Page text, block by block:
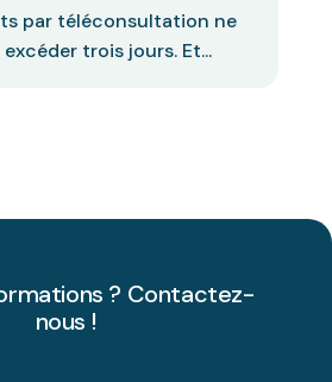
par téléconsultation ne
trois jours. Et...
? Contactez-
nous !